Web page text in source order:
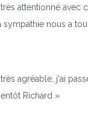
attentionné
nous a
agréable, j'ai
Richard »